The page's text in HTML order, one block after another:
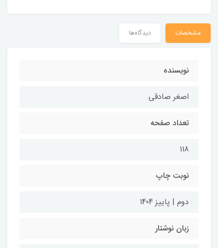
مشخصات دیدگاه‌ها
نویسنده
اصغر صادقی
تعداد صفحه
118
نوبت چاپ
دوم | پاییز 1404
زبان نوشتار